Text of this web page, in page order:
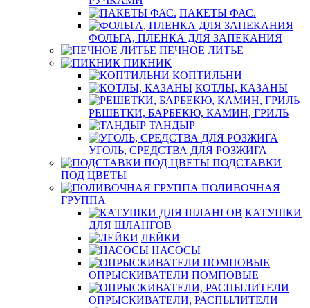
ПАКЕТЫ ФАС.
ФОЛЬГА, ПЛЕНКА ДЛЯ ЗАПЕКАНИЯ
ПЕЧНОЕ ЛИТЬЕ
ПИКНИК
КОПТИЛЬНИ
КОТЛЫ, КАЗАНЫ
РЕШЕТКИ, БАРБЕКЮ, КАМИН, ГРИЛЬ
ТАНДЫР
УГОЛЬ, СРЕДСТВА ДЛЯ РОЗЖИГА
ПОДСТАВКИ
ПОД ЦВЕТЫ
ПОЛИВОЧНАЯ
ГРУППА
КАТУШКИ
ДЛЯ ШЛАНГОВ
ЛЕЙКИ
НАСОСЫ
ОПРЫСКИВАТЕЛИ ПОМПОВЫЕ
ОПРЫСКИВАТЕЛИ, РАСПЫЛИТЕЛИ